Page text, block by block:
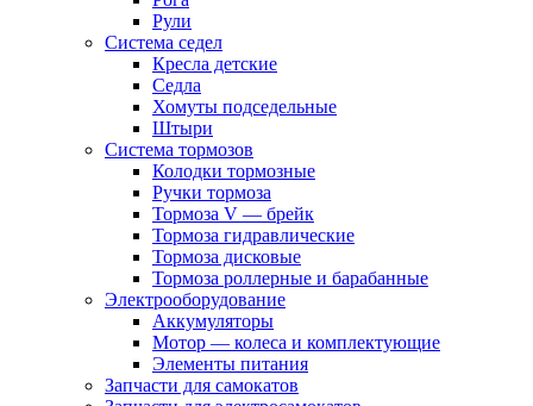
Рули
Система седел
Кресла детские
Седла
Хомуты подседельные
Штыри
Система тормозов
Колодки тормозные
Ручки тормоза
Тормоза V — брейк
Тормоза гидравлические
Тормоза дисковые
Тормоза роллерные и барабанные
Электрооборудование
Аккумуляторы
Мотор — колеса и комплектующие
Элементы питания
Запчасти для самокатов